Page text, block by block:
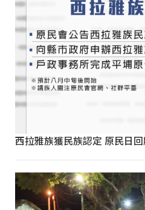
西拉雅族獲民族認定 原民日